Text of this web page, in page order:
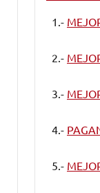
1.-
2.-
3.-
4.-
5.-